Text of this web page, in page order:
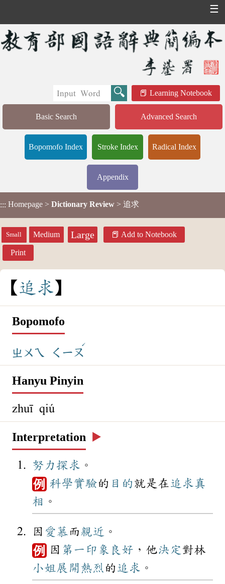
☰
Learning Notebook
Basic Search Advanced Search
Bopomofo Index Stroke Index Radical Index
Appendix
::: Homepage > Dictionary Review > 追求
Small Medium Large Add to Notebook
Print
追 求
Bopomofo
ㄓㄨㄟ ㄑㄧㄡ
ˊ
Hanyu Pinyin
zhuī qiú
Interpretation ▶️
努力探求 。
例 科學實驗的 目的 就是在 追求真
相 。
因 愛慕 而 親近 。
例 因 第一 印象 良好 ，他決定對林
小姐 展開 熱烈 的 追求 。